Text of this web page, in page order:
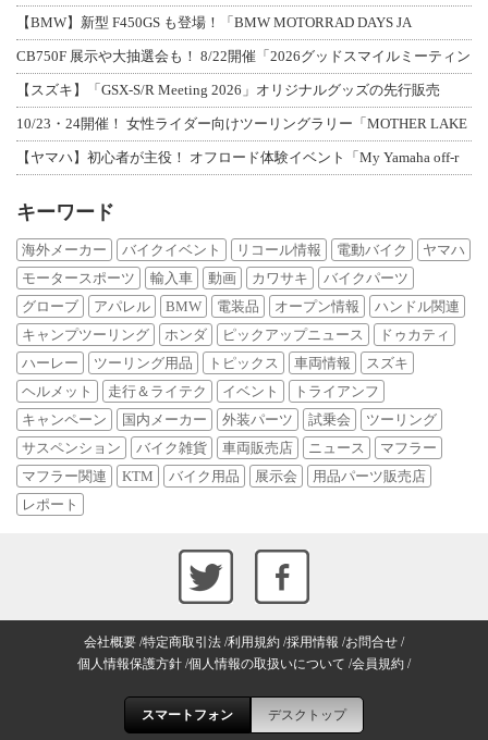
【BMW】新型 F450GS も登場！「BMW MOTORRAD DAYS JA
CB750F 展示や大抽選会も！ 8/22開催「2026グッドスマイルミーティン
【スズキ】「GSX-S/R Meeting 2026」オリジナルグッズの先行販売
10/23・24開催！ 女性ライダー向けツーリングラリー「MOTHER LAKE
【ヤマハ】初心者が主役！ オフロード体験イベント「My Yamaha off-r
キーワード
海外メーカー バイクイベント リコール情報 電動バイク
ヤマハ
モータースポーツ
輸入車 動画 カワサキ
バイクパーツ
グローブ
アパレル BMW 電装品 オープン情報
ハンドル関連
キャンプツーリング
ホンダ ピックアップニュース
ドゥカティ
ハーレー
ツーリング用品 トピックス 車両情報
スズキ
ヘルメット
走行＆ライテク イベント
トライアンフ
キャンペーン
国内メーカー 外装パーツ 試乗会
ツーリング
サスペンション
バイク雑貨 車両販売店 ニュース
マフラー
マフラー関連
KTM バイク用品 展示会
用品パーツ販売店
レポート
会社概要 特定商取引法 利用規約 採用情報 お問合せ
個人情報保護方針 個人情報の取扱いについて 会員規約
スマートフォン デスクトップ